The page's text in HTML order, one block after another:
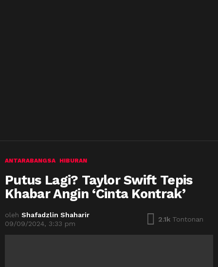
ANTARABANGSA HIBURAN
Putus Lagi? Taylor Swift Tepis
Khabar Angin ‘Cinta Kontrak’
oleh Shafadzlin Shaharir
09/09/2024, 3:33 pm
2.1k Tontonan